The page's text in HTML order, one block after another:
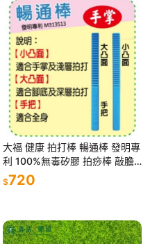
大福 健康 拍打棒 暢通棒 發明專
利 100%無毒矽膠 拍痧棒 敲膽
經棒 筋膜放鬆棒
$720